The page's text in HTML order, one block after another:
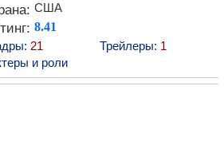
США
8.41
21 Трейлеры: 1
и роли